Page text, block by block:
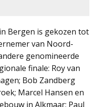
Bergen is gekozen tot
van Noord-
genomineerde
finale: Roy van
Bob Zandberg
Marcel Hansen en
in Alkmaar; Paul